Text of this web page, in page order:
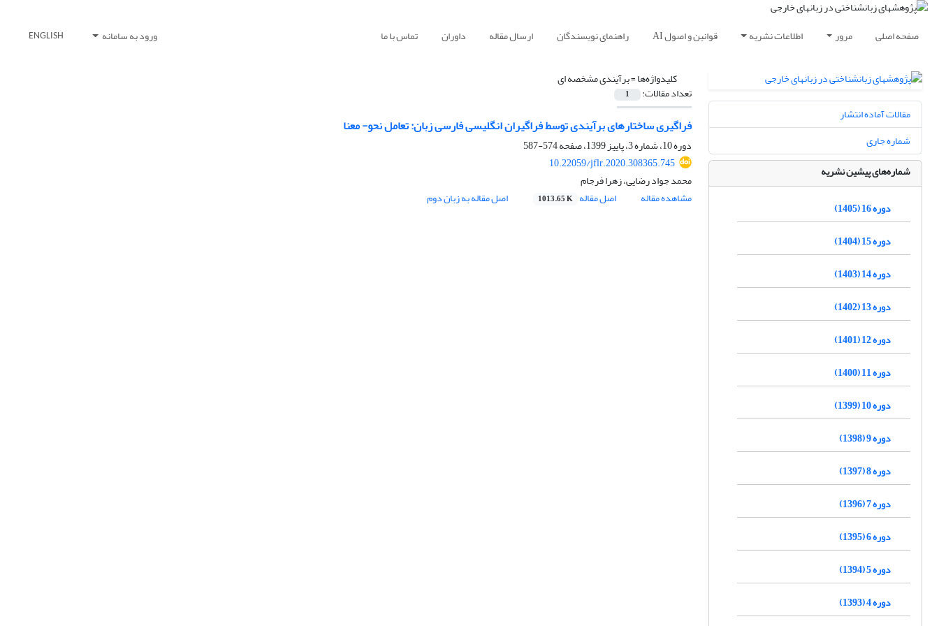
صفحه اصلی مرور اطلاعات نشریه قوانین و اصول AI راهنمای نویسندگان ارسال مقاله داوران تماس با ما ورود به سامانه ENGLISH
کلیدواژه‌ها =برآیندی مشخصه ای
تعداد مقالات: 1
فراگیری ساختارهای برآیندی توسط فراگیران انگلیسی فارسی ‌‌زبان: تعامل نحو- معنا
دوره 10، شماره 3، پاییز 1399، صفحه
574-587
10.22059/jflr.2020.308365.745
محمد جواد رضایی، زهرا فرجام
مشاهده مقاله
اصل مقاله 1013.65 K اصل مقاله به زبان دوم
مقالات آماده انتشار
شماره جاری
شماره‌های پیشین نشریه
دوره 16 (1405)
دوره 15 (1404)
دوره 14 (1403)
دوره 13 (1402)
دوره 12 (1401)
دوره 11 (1400)
دوره 10 (1399)
دوره 9 (1398)
دوره 8 (1397)
دوره 7 (1396)
دوره 6 (1395)
دوره 5 (1394)
دوره 4 (1393)